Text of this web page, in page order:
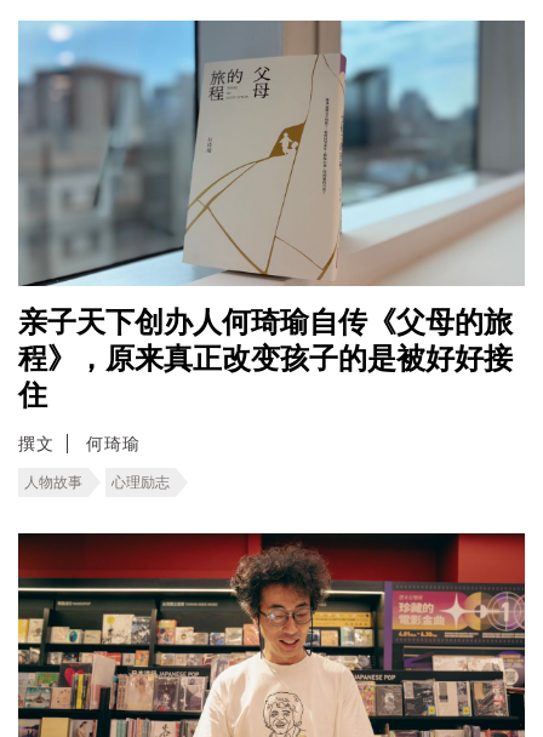
亲子天下创办人何琦瑜自传《父母的旅
程》，原来真正改变孩子的是被好好接
住
撰文 何琦瑜
人物故事 心理励志